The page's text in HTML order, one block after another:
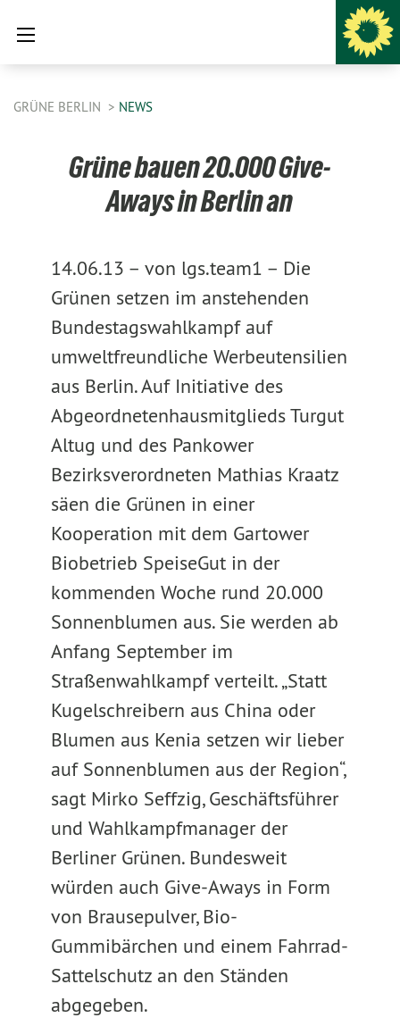
GRÜNE BERLIN NEWS
Grüne bauen 20.000 Give-
Aways in Berlin an
14.06.13 – von lgs.team1 – Die
Grünen setzen im anstehenden
Bundestagswahlkampf auf
umweltfreundliche Werbeutensilien
aus Berlin. Auf Initiative des
Abgeordnetenhausmitglieds Turgut
Altug und des Pankower
Bezirksverordneten Mathias Kraatz
säen die Grünen in einer
Kooperation mit dem Gartower
Biobetrieb SpeiseGut in der
kommenden Woche rund 20.000
Sonnenblumen aus. Sie werden ab
Anfang September im
Straßenwahlkampf verteilt. „Statt
Kugelschreibern aus China oder
Blumen aus Kenia setzen wir lieber
auf Sonnenblumen aus der Region“,
sagt Mirko Seffzig, Geschäftsführer
und Wahlkampfmanager der
Berliner Grünen. Bundesweit
würden auch Give-Aways in Form
von Brausepulver, Bio-
Gummibärchen und einem Fahrrad-
Sattelschutz an den Ständen
abgegeben.